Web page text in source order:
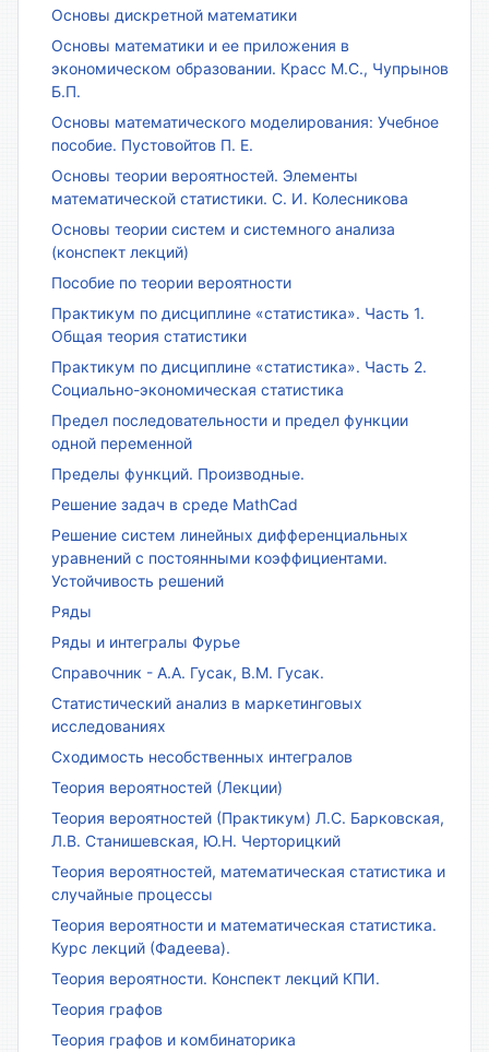
Основы дискретной математики
Основы математики и ее приложения в
экономическом образовании. Красс М.С., Чупрынов
Б.П.
Основы математического моделирования: Учебное
пособие. Пустовойтов П. Е.
Основы теории вероятностей. Элементы
математической статистики. С. И. Колесникова
Основы теории систем и системного анализа
(конспект лекций)
Пособие по теории вероятности
Практикум по дисциплине «статистика». Часть 1.
Общая теория статистики
Практикум по дисциплине «статистика». Часть 2.
Социально-экономическая статистика
Предел последовательности и предел функции
одной переменной
Пределы функций. Производные.
Решение задач в среде MathCad
Решение систем линейных дифференциальных
уравнений с постоянными коэффициентами.
Устойчивость решений
Ряды
Ряды и интегралы Фурье
Справочник - А.А. Гусак, В.М. Гусак.
Статистический анализ в маркетинговых
исследованиях
Сходимость несобственных интегралов
Теория вероятностей (Лекции)
Теория вероятностей (Практикум) Л.С. Барковская,
Л.В. Станишевская, Ю.Н. Черторицкий
Теория вероятностей, математическая статистика и
случайные процессы
Теория вероятности и математическая статистика.
Курс лекций (Фадеева).
Теория вероятности. Конспект лекций КПИ.
Теория графов
Теория графов и комбинаторика